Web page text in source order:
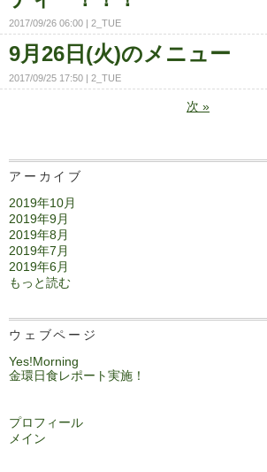
2017/09/26 06:00 2_TUE
9月26日(火)のメニュー
2017/09/25 17:50 2_TUE
次 »
アーカイブ
2019年10月
2019年9月
2019年8月
2019年7月
2019年6月
もっと読む
ウェブページ
Yes!Morning
金環日食レポート実施！
プロフィール
メイン